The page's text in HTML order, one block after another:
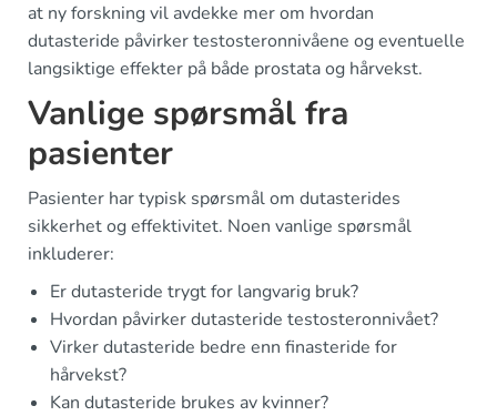
at ny forskning vil avdekke mer om hvordan
dutasteride påvirker testosteronnivåene og eventuelle
langsiktige effekter på både prostata og hårvekst.
Vanlige spørsmål fra
pasienter
Pasienter har typisk spørsmål om dutasterides
sikkerhet og effektivitet. Noen vanlige spørsmål
inkluderer:
Er dutasteride trygt for langvarig bruk?
Hvordan påvirker dutasteride testosteronnivået?
Virker dutasteride bedre enn finasteride for
hårvekst?
Kan dutasteride brukes av kvinner?